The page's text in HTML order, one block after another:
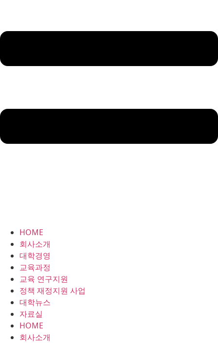
HOME
회사소개
대학경영
교육과정
교육 연구지원
정책 재정지원 사업
대학뉴스
자료실
HOME
회사소개